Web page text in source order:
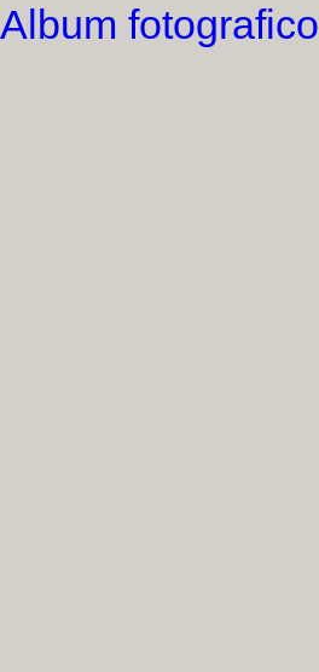
Album fotografico